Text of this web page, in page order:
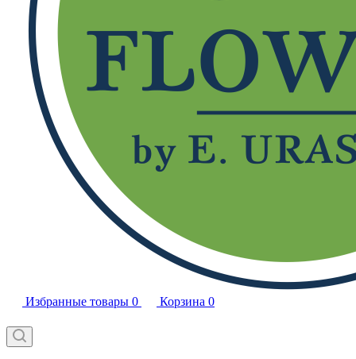
Избранные товары 0 Корзина 0